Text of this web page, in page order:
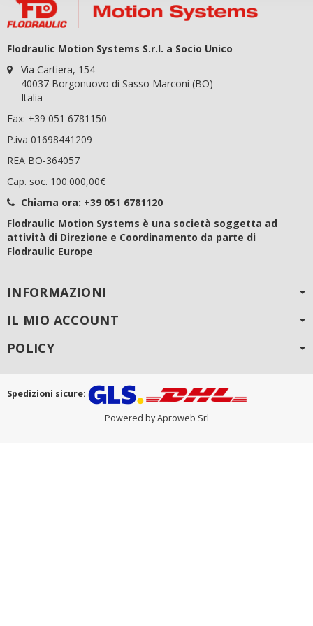
Flodraulic Motion Systems S.r.l. a Socio Unico
Via Cartiera, 154
40037 Borgonuovo di Sasso Marconi (BO)
Italia
Fax: +39 051 6781150
P.iva 01698441209
REA BO-364057
Cap. soc. 100.000,00€
Chiama ora: +39 051 6781120
Flodraulic Motion Systems è una società soggetta ad
attività di Direzione e Coordinamento da parte di
Flodraulic Europe
INFORMAZIONI
IL MIO ACCOUNT
POLICY
Spedizioni sicure:
Powered by Aproweb Srl